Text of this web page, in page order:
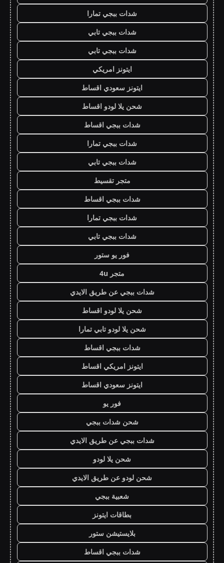
شدات ببجي تمارا
شدات ببجي تابي
شدات ببجي تابي
ايتونز امريكي
ايتونز سعودي اقساط
شحن يلا لودو اقساط
شدات ببجي اقساط
شدات ببجي تمارا
شدات ببجي تابي
متجر تقسيط
شدات ببجي اقساط
شدات ببجي تمارا
شدات ببجي تابي
فور يو ستور
متجر 4u
شدات ببجي عن طريق الايدي
شحن يلا لودو اقساط
شحن يلا لودو تابي تمارا
شدات ببجي اقساط
ايتونز امريكي اقساط
ايتونز سعودي اقساط
فور يو
شحن شدات ببجي
شدات ببجي عن طريق الايدي
شحن يلا لودو
شحن لودو عن طريق الايدي
شعبية ببجي
بطاقات ايتونز
بلايستيشن ستور
شدات ببجي اقساط